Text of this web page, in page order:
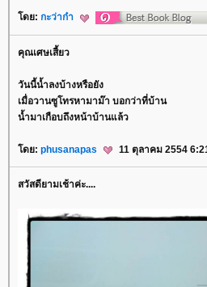
ดย: กะว่าก๋า
คุณเศษเสี้ยว
วันนี้น้ำลงบ้างหรือยัง
เมื่อวานซูโทรหามาม๊า บอกว่าที่บ้าน
น้ำมาเกือบถึงหน้าบ้านแล้ว
ดย: phusanapas 11 ตุลาคม 2554
สวัสดียามเช้าค่ะ....